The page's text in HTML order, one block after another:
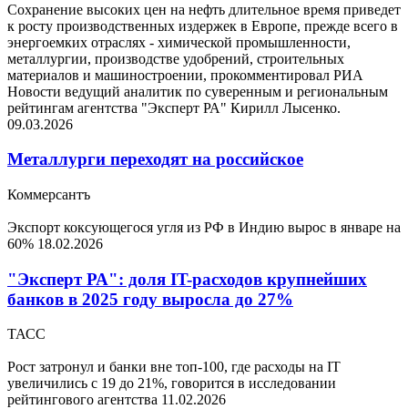
Сохранение высоких цен на нефть длительное время приведет
к росту производственных издержек в Европе, прежде всего в
энергоемких отраслях - химической промышленности,
металлургии, производстве удобрений, строительных
материалов и машиностроении, прокомментировал РИА
Новости ведущий аналитик по суверенным и региональным
рейтингам агентства "Эксперт РА" Кирилл Лысенко.
09.03.2026
Металлурги переходят на российское
Коммерсантъ
Экспорт коксующегося угля из РФ в Индию вырос в январе на
60% 18.02.2026
"Эксперт РА": доля IT-расходов крупнейших
банков в 2025 году выросла до 27%
ТАСС
Рост затронул и банки вне топ-100, где расходы на IT
увеличились с 19 до 21%, говорится в исследовании
рейтингового агентства 11.02.2026